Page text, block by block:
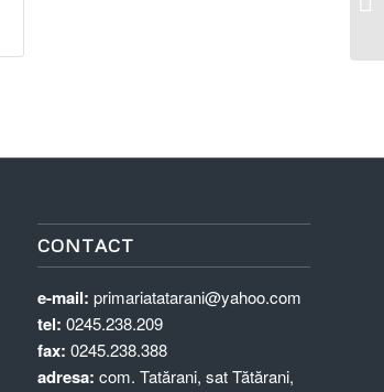
CONTACT
e-mail: primariatatarani@yahoo.com
tel: 0245.238.209
fax: 0245.238.388
adresa: com. Tatărani, sat Tătărani,